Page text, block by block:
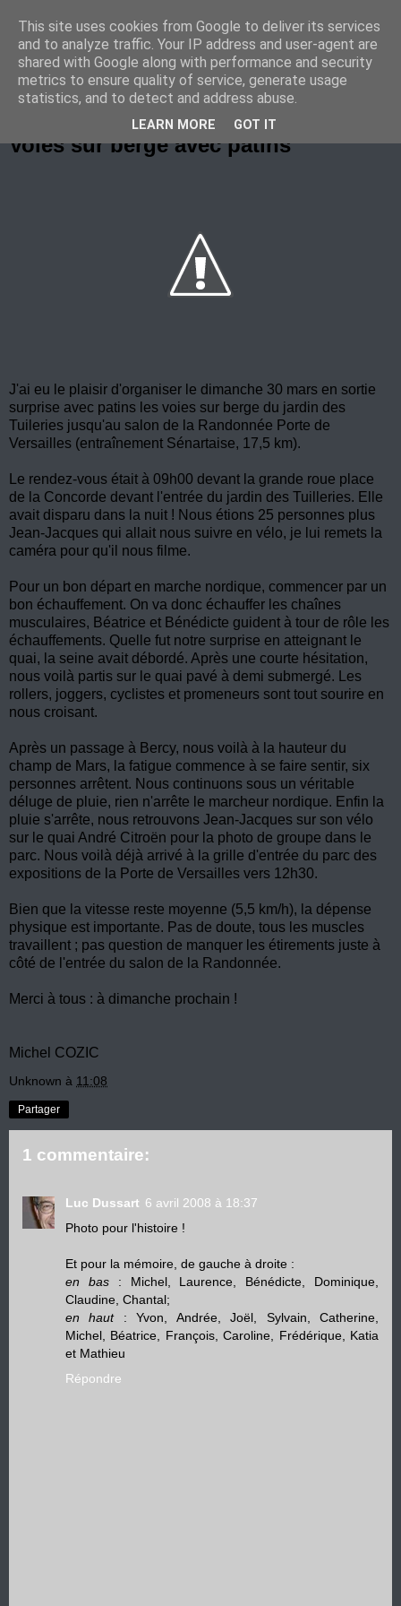
Marche Nordique au RIF
mercredi 2 avril 2008
Voies sur berge avec patins
J'ai eu le plaisir d'organiser le dimanche 30 mars en sortie
surprise avec patins les voies sur berge du jardin des
Tuileries jusqu'au salon de la Randonnée Porte de
Versailles (entraînement Sénartaise, 17,5 km).
Le rendez-vous était à 09h00 devant la grande roue place
de la Concorde devant l'entrée du jardin des Tuilleries. Elle
avait disparu dans la nuit ! Nous étions 25 personnes plus
Jean-Jacques qui allait nous suivre en vélo, je lui remets la
caméra pour qu'il nous filme.
Pour un bon départ en marche nordique, commencer par un
bon échauffement. On va donc échauffer les chaînes
musculaires, Béatrice et Bénédicte guident à tour de rôle les
échauffements. Quelle fut notre surprise en atteignant le
quai, la seine avait débordé. Après une courte hésitation,
nous voilà partis sur le quai pavé à demi submergé. Les
rollers, joggers, cyclistes et promeneurs sont tout sourire en
nous croisant.
Après un passage à Bercy, nous voilà à la hauteur du
champ de Mars, la fatigue commence à se faire sentir, six
personnes arrêtent. Nous continuons sous un véritable
déluge de pluie, rien n'arrête le marcheur nordique. Enfin la
pluie s'arrête, nous retrouvons Jean-Jacques sur son vélo
sur le quai André Citroën pour la photo de groupe dans le
parc. Nous voilà déjà arrivé à la grille d'entrée du parc des
expositions de la Porte de Versailles vers 12h30.
Bien que la vitesse reste moyenne (5,5 km/h), la dépense
physique est importante. Pas de doute, tous les muscles
travaillent ; pas question de manquer les étirements juste à
côté de l'entrée du salon de la Randonnée.
Merci à tous : à dimanche prochain !
Michel COZIC
Unknown à 11:08
Partager
1 commentaire:
Luc Dussart 6 avril 2008 à 18:37
Photo pour l'histoire !
Et pour la mémoire, de gauche à droite :
en bas: Michel, Laurence, Bénédicte, Dominique,
Claudine, Chantal;
en haut: Yvon, Andrée, Joël, Sylvain, Catherine,
Michel, Béatrice, François, Caroline, Frédérique, Katia
et Mathieu
Répondre
This site uses cookies from Google to deliver its services
and to analyze traffic. Your IP address and user-agent are
shared with Google along with performance and security
metrics to ensure quality of service, generate usage
statistics, and to detect and address abuse.
LEARN MORE GOT IT